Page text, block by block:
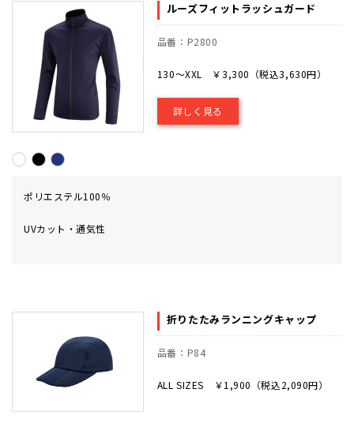
ルーズフィットラッシュガード
品番：P2800
130～XXL ￥3,300（税込3,630円）
詳しく見る
ポリエステル100％
UVカット・通気性
折りたたみランニングキャップ
品番：P84
ALL SIZES ￥1,900（税込2,090円）